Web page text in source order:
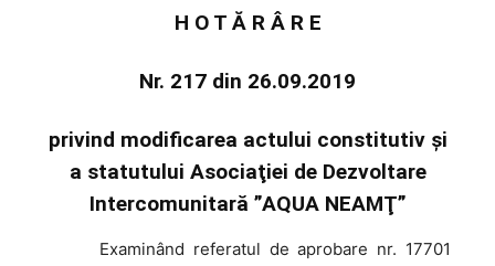
H O T Ă R Â R E
Nr. 217 din 26.09.2019
privind modificarea actului constitutiv şi
a statutului Asociaţiei de Dezvoltare
Intercomunitară ”AQUA NEAMŢ”
Examinând referatul de aprobare nr. 17701